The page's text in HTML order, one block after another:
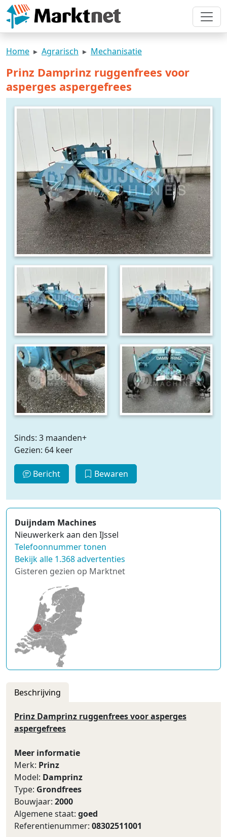
Home Agrarisch Mechanisatie
Prinz Damprinz ruggenfrees voor
asperges aspergefrees
Sinds: 3 maanden+
Gezien: 64 keer
Bericht Bewaren
Duijndam Machines
Nieuwerkerk aan den IJssel
Telefoonnummer tonen
Bekijk alle 1.368 advertenties
Gisteren gezien op Marktnet
Beschrijving
Prinz Damprinz ruggenfrees voor asperges
aspergefrees
Meer informatie
Merk: Prinz
Model: Damprinz
Type: Grondfrees
Bouwjaar: 2000
Algemene staat: goed
Referentienummer: 08302511001